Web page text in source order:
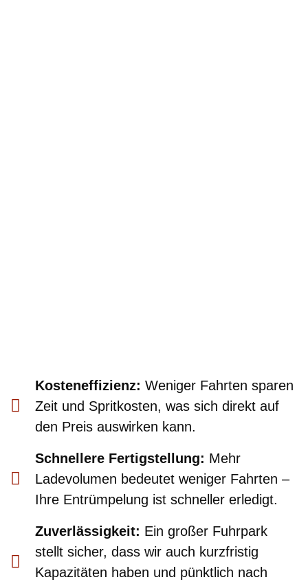
Kosteneffizienz: Weniger Fahrten sparen
Zeit und Spritkosten, was sich direkt auf
den Preis auswirken kann.
Schnellere Fertigstellung: Mehr
Ladevolumen bedeutet weniger Fahrten –
Ihre Entrümpelung ist schneller erledigt.
Zuverlässigkeit: Ein großer Fuhrpark
stellt sicher, dass wir auch kurzfristig
Kapazitäten haben und pünktlich nach